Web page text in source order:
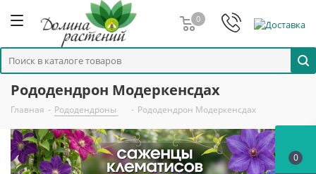
0
Рододендрон Модеркенсдах
Главная - Рододендроны - Рододендрон Модеркенсдах
0